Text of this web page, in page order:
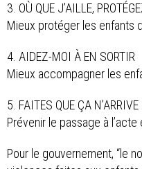
3. OÙ QUE J’AILLE,
Mieux protéger les enfants
4. AIDEZ-MOI À EN SORTIR
Mieux accompagner les
5. FAITES QUE ÇA N’ARRIVE
Prévenir le passage à
Pour le gouvernement, “le